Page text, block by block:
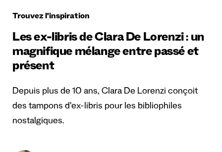
Trouvez l'inspiration
Les ex-libris de Clara De Lorenzi : un
magnifique mélange entre passé et
présent
Depuis plus de 10 ans, Clara De Lorenzi conçoit
des tampons d'ex-libris pour les bibliophiles
nostalgiques.